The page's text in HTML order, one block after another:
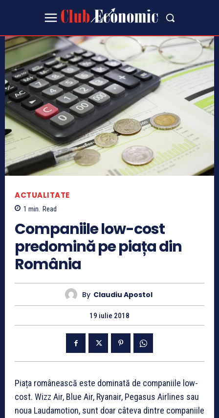
ACTUALITATE
1 min. Read
Companiile low-cost
predomină pe piața din
România
By Claudiu Apostol
19 iulie 2018
Piața românească este dominată de companiile low-
cost. Wizz Air, Blue Air, Ryanair, Pegasus Airlines sau
noua Laudamotion, sunt doar câteva dintre companiile